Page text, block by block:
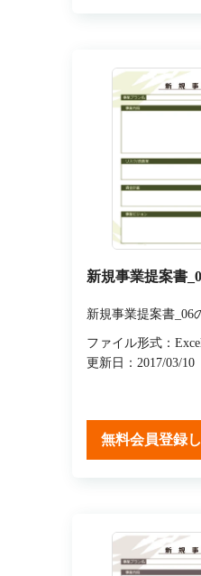
新規事業提案書
新規事業提案書_06
ファイル形式：
更新日：2017/03/10
無料会員登録